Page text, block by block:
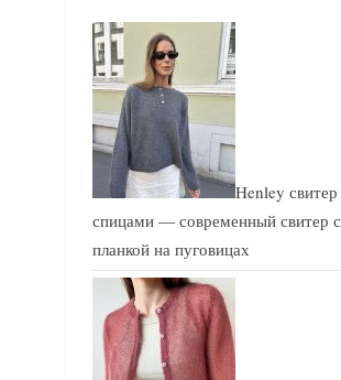
ь
:
Henley свитер
спицами — современный свитер с
планкой на пуговицах